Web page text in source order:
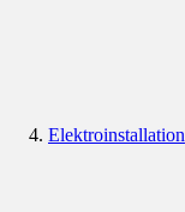
Elektroinstallation